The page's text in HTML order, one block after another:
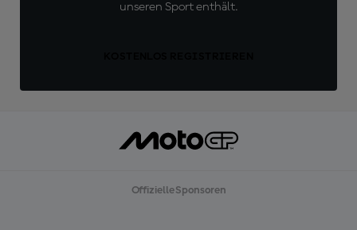
unseren Sport enthält.
Offizielle Sponsoren